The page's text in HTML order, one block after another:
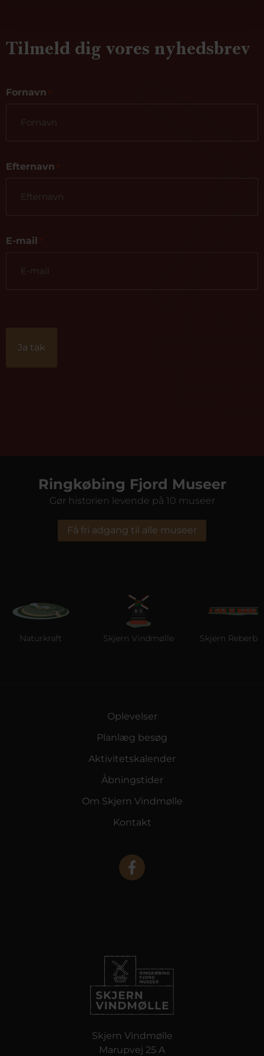
Tilmeld dig vores nyhedsbrev
Fornavn
Efternavn
E-mail
Ringkøbing Fjord Museer
Gør historien levende på 10 museer
Få fri adgang til alle museer
Naturkraft Skjern Vindmølle Skjern Reberbane
Oplevelser
Planlæg besøg
Aktivitetskalender
Åbningstider
Om Skjern Vindmølle
Kontakt
Skjern Vindmølle
Marupvej 25 A